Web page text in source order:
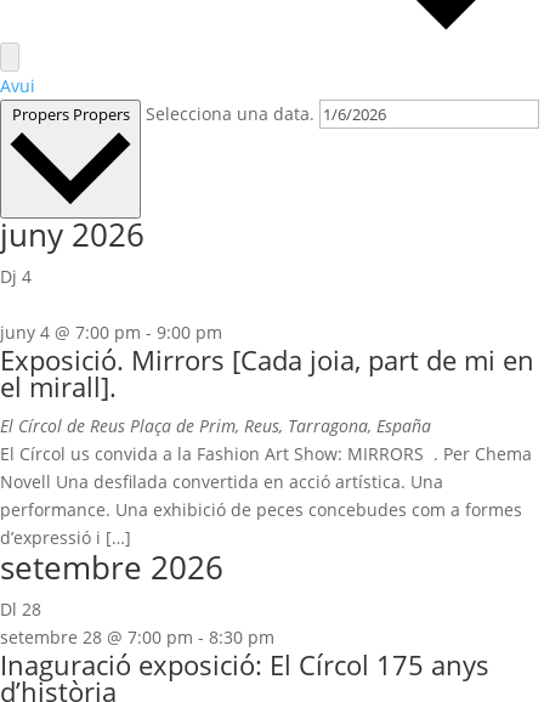
Avui
Propers Propers Selecciona una data.
juny 2026
Dj 4
juny 4 @ 7:00 pm - 9:00 pm
Exposició. Mirrors [Cada joia, part de mi en
el mirall].
El Círcol de Reus Plaça de Prim, Reus, Tarragona, España
El Círcol us convida a la Fashion Art Show: MIRRORS . Per Chema
Novell Una desfilada convertida en acció artística. Una
performance. Una exhibició de peces concebudes com a formes
d’expressió i […]
setembre 2026
Dl 28
setembre 28 @ 7:00 pm - 8:30 pm
Inaguració exposició: El Círcol 175 anys
d’història